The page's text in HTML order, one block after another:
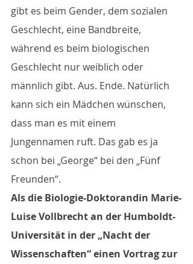
gibt es beim Gender, dem sozialen
Geschlecht, eine Bandbreite,
während es beim biologischen
Geschlecht nur weiblich oder
männlich gibt. Aus. Ende. Natürlich
kann sich ein Mädchen wünschen,
dass man es mit einem
Jungennamen ruft. Das gab es ja
schon bei „George“ bei den „Fünf
Freunden“.
Als die Biologie-Doktorandin Marie-
Luise Vollbrecht an der Humboldt-
Universität in der „Nacht der
Wissenschaften“ einen Vortrag zur